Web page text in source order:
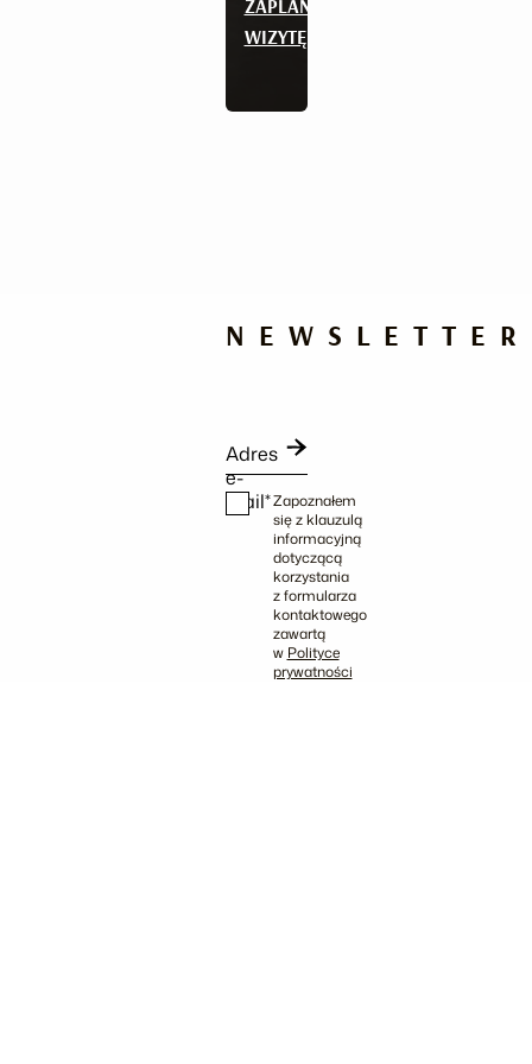
ZAPLANUJ
WIZYTĘ
NEWSLETTER
Adres
e-
mail*Zapoznałem
się z klauzulą
informacyjną
dotyczącą
korzystania
z formularza
kontaktowego
zawartą
w Polityce
prywatności